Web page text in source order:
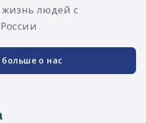
людей с
больше о нас